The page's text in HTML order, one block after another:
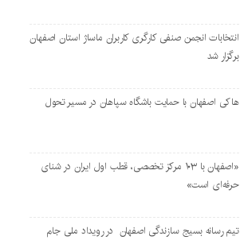
انتخابات انجمن صنفی کارگری کاربران ماساژ استان اصفهان
برگزار شد
هاکی اصفهان با حمایت باشگاه سپاهان در مسیر تحول
«اصفهان با ۱۰۳ مرکز تخصصی، قطب اول ایران در شنای
حرفه‌ای است»
تیم رسانه بسیج سازندگی اصفهان در رویداد ملی جام